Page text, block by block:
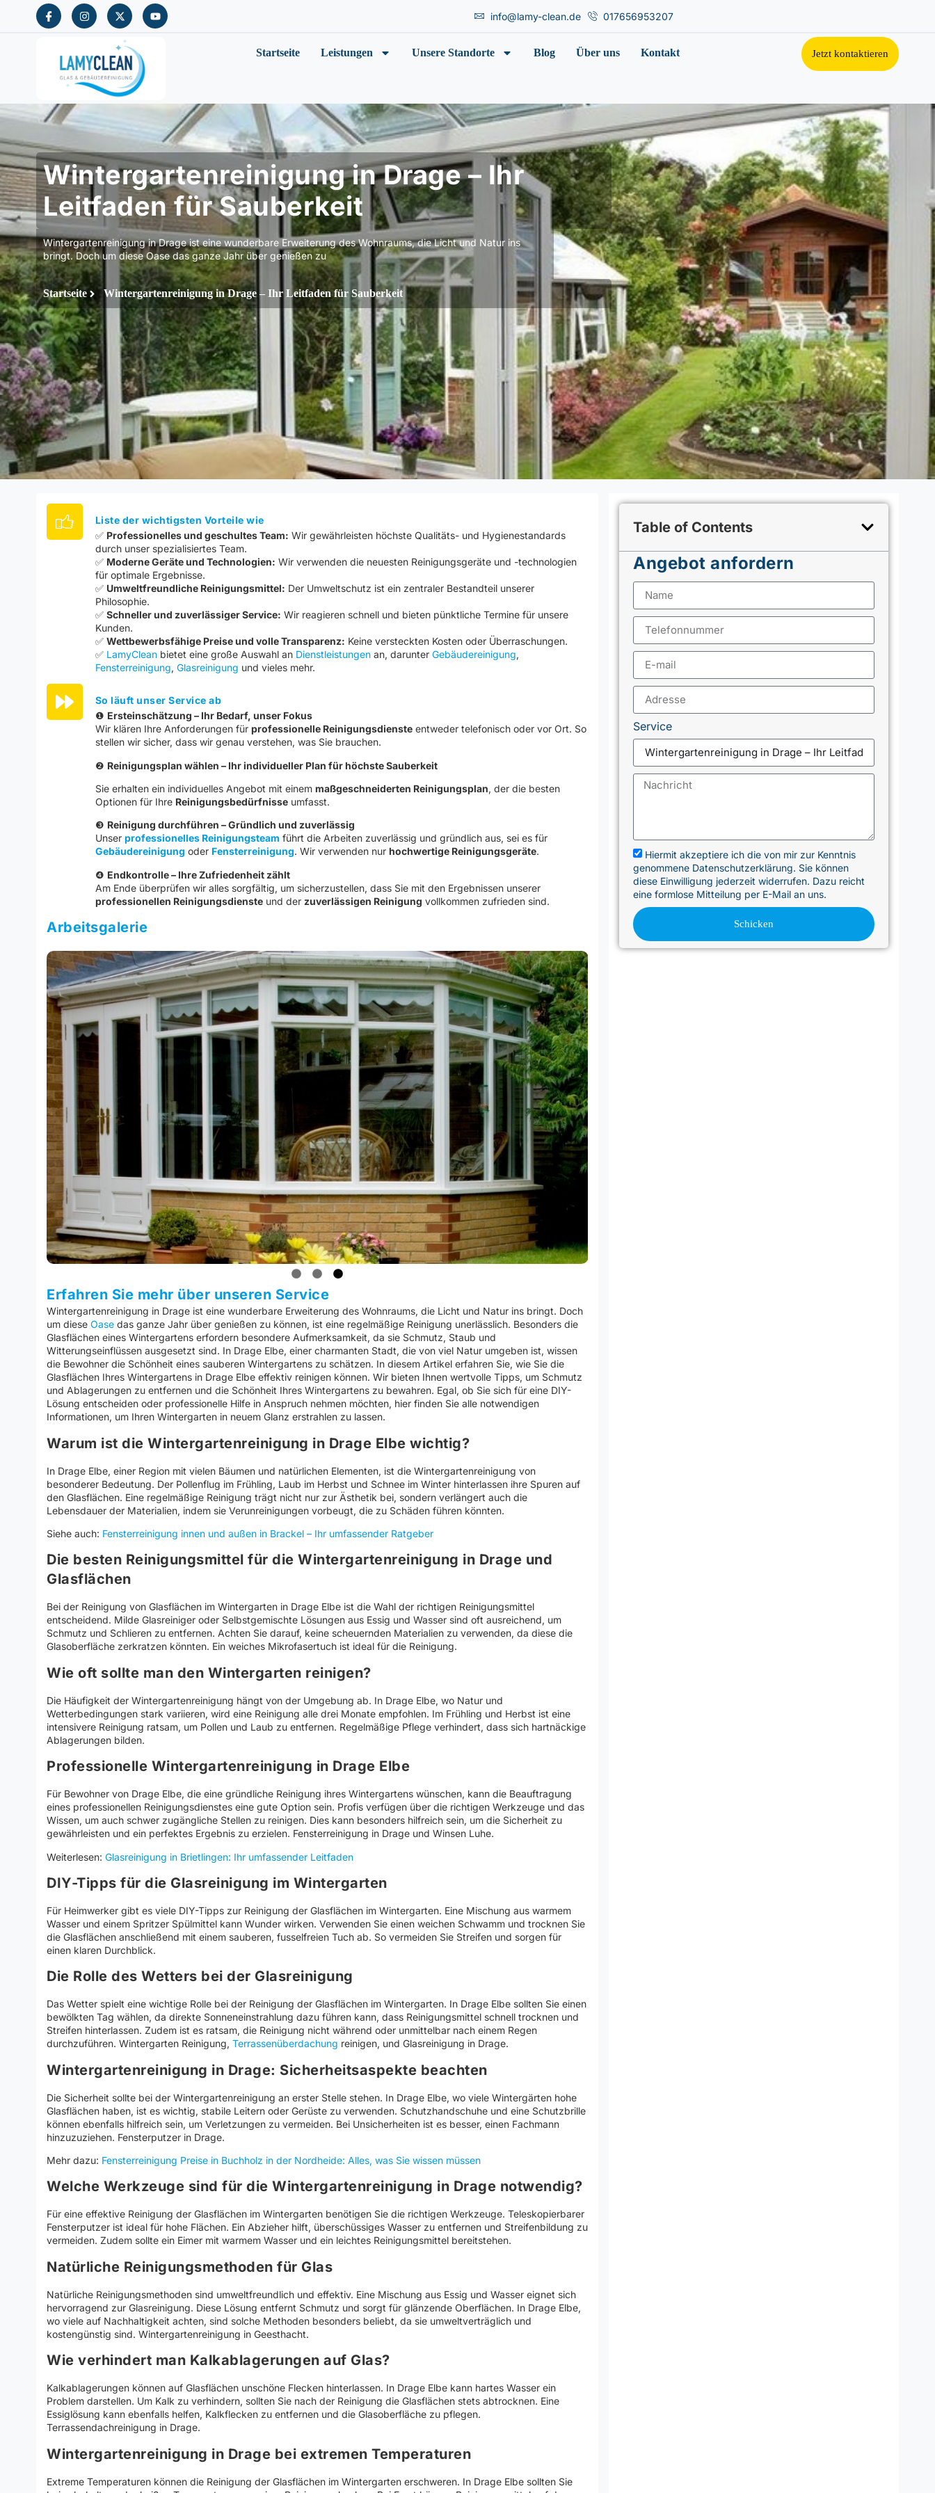
info@lamy-clean.de 017656953207
Startseite Leistungen Unsere Standorte Blog Über uns Kontakt Jetzt kontaktieren
Wintergartenreinigung in Drage – Ihr
Leitfaden für Sauberkeit
Wintergartenreinigung in Drage ist eine wunderbare Erweiterung des Wohnraums, die Licht und Natur ins
bringt. Doch um diese Oase das ganze Jahr über genießen zu
Startseite Wintergartenreinigung in Drage – Ihr Leitfaden für Sauberkeit
Liste der wichtigsten Vorteile wie
✅ Professionelles und geschultes Team: Wir gewährleisten höchste Qualitäts- und Hygienestandards
durch unser spezialisiertes Team.
✅ Moderne Geräte und Technologien: Wir verwenden die neuesten Reinigungsgeräte und -technologien
für optimale Ergebnisse.
✅ Umweltfreundliche Reinigungsmittel: Der Umweltschutz ist ein zentraler Bestandteil unserer
Philosophie.
✅ Schneller und zuverlässiger Service: Wir reagieren schnell und bieten pünktliche Termine für unsere
Kunden.
✅ Wettbewerbsfähige Preise und volle Transparenz: Keine versteckten Kosten oder Überraschungen.
✅ LamyCleanbietet eine große Auswahl an Dienstleistungenan, darunter Gebäudereinigung,
Fensterreinigung, Glasreinigung und vieles mehr.
So läuft unser Service ab
❶ Ersteinschätzung – Ihr Bedarf, unser Fokus
Wir klären Ihre Anforderungen für professionelle Reinigungsdiensteentweder telefonisch oder vor Ort. So
stellen wir sicher, dass wir genau verstehen, was Sie brauchen.
❷ Reinigungsplan wählen – Ihr individueller Plan für höchste Sauberkeit
Sie erhalten ein individuelles Angebot mit einem maßgeschneiderten Reinigungsplan, der die besten
Optionen für Ihre Reinigungsbedürfnisseumfasst.
❸ Reinigung durchführen – Gründlich und zuverlässig
Unser professionelles Reinigungsteam führt die Arbeiten zuverlässig und gründlich aus, sei es für
Gebäudereinigung oder Fensterreinigung. Wir verwenden nur hochwertige Reinigungsgeräte.
❹ Endkontrolle – Ihre Zufriedenheit zählt
Am Ende überprüfen wir alles sorgfältig, um sicherzustellen, dass Sie mit den Ergebnissen unserer
professionellen Reinigungsdiensteund der zuverlässigen Reinigung vollkommen zufrieden sind.
Arbeitsgalerie
Erfahren Sie mehr über unseren Service
Wintergartenreinigung in Drage ist eine wunderbare Erweiterung des Wohnraums, die Licht und Natur ins bringt. Doch
um diese Oase das ganze Jahr über genießen zu können, ist eine regelmäßige Reinigung unerlässlich. Besonders die
Glasflächen eines Wintergartens erfordern besondere Aufmerksamkeit, da sie Schmutz, Staub und
Witterungseinflüssen ausgesetzt sind. In Drage Elbe, einer charmanten Stadt, die von viel Natur umgeben ist, wissen
die Bewohner die Schönheit eines sauberen Wintergartens zu schätzen. In diesem Artikel erfahren Sie, wie Sie die
Glasflächen Ihres Wintergartens in Drage Elbe effektiv reinigen können. Wir bieten Ihnen wertvolle Tipps, um Schmutz
und Ablagerungen zu entfernen und die Schönheit Ihres Wintergartens zu bewahren. Egal, ob Sie sich für eine DIY-
Lösung entscheiden oder professionelle Hilfe in Anspruch nehmen möchten, hier finden Sie alle notwendigen
Informationen, um Ihren Wintergarten in neuem Glanz erstrahlen zu lassen.
Warum ist die Wintergartenreinigung in Drage Elbe wichtig?
In Drage Elbe, einer Region mit vielen Bäumen und natürlichen Elementen, ist die Wintergartenreinigung von
besonderer Bedeutung. Der Pollenflug im Frühling, Laub im Herbst und Schnee im Winter hinterlassen ihre Spuren auf
den Glasflächen. Eine regelmäßige Reinigung trägt nicht nur zur Ästhetik bei, sondern verlängert auch die
Lebensdauer der Materialien, indem sie Verunreinigungen vorbeugt, die zu Schäden führen könnten.
Siehe auch: Fensterreinigung innen und außen in Brackel – Ihr umfassender Ratgeber
Die besten Reinigungsmittel für die Wintergartenreinigung in Drage und
Glasflächen
Bei der Reinigung von Glasflächen im Wintergarten in Drage Elbe ist die Wahl der richtigen Reinigungsmittel
entscheidend. Milde Glasreiniger oder Selbstgemischte Lösungen aus Essig und Wasser sind oft ausreichend, um
Schmutz und Schlieren zu entfernen. Achten Sie darauf, keine scheuernden Materialien zu verwenden, da diese die
Glasoberfläche zerkratzen könnten. Ein weiches Mikrofasertuch ist ideal für die Reinigung.
Wie oft sollte man den Wintergarten reinigen?
Die Häufigkeit der Wintergartenreinigung hängt von der Umgebung ab. In Drage Elbe, wo Natur und
Wetterbedingungen stark variieren, wird eine Reinigung alle drei Monate empfohlen. Im Frühling und Herbst ist eine
intensivere Reinigung ratsam, um Pollen und Laub zu entfernen. Regelmäßige Pflege verhindert, dass sich hartnäckige
Ablagerungen bilden.
Professionelle Wintergartenreinigung in Drage Elbe
Für Bewohner von Drage Elbe, die eine gründliche Reinigung ihres Wintergartens wünschen, kann die Beauftragung
eines professionellen Reinigungsdienstes eine gute Option sein. Profis verfügen über die richtigen Werkzeuge und das
Wissen, um auch schwer zugängliche Stellen zu reinigen. Dies kann besonders hilfreich sein, um die Sicherheit zu
gewährleisten und ein perfektes Ergebnis zu erzielen. Fensterreinigung in Drage und Winsen Luhe.
Weiterlesen: Glasreinigung in Brietlingen: Ihr umfassender Leitfaden
DIY-Tipps für die Glasreinigung im Wintergarten
Für Heimwerker gibt es viele DIY-Tipps zur Reinigung der Glasflächen im Wintergarten. Eine Mischung aus warmem
Wasser und einem Spritzer Spülmittel kann Wunder wirken. Verwenden Sie einen weichen Schwamm und trocknen Sie
die Glasflächen anschließend mit einem sauberen, fusselfreien Tuch ab. So vermeiden Sie Streifen und sorgen für
einen klaren Durchblick.
Die Rolle des Wetters bei der Glasreinigung
Das Wetter spielt eine wichtige Rolle bei der Reinigung der Glasflächen im Wintergarten. In Drage Elbe sollten Sie einen
bewölkten Tag wählen, da direkte Sonneneinstrahlung dazu führen kann, dass Reinigungsmittel schnell trocknen und
Streifen hinterlassen. Zudem ist es ratsam, die Reinigung nicht während oder unmittelbar nach einem Regen
durchzuführen. Wintergarten Reinigung, Terrassenüberdachung reinigen, und Glasreinigung in Drage.
Wintergartenreinigung in Drage: Sicherheitsaspekte beachten
Die Sicherheit sollte bei der Wintergartenreinigung an erster Stelle stehen. In Drage Elbe, wo viele Wintergärten hohe
Glasflächen haben, ist es wichtig, stabile Leitern oder Gerüste zu verwenden. Schutzhandschuhe und eine Schutzbrille
können ebenfalls hilfreich sein, um Verletzungen zu vermeiden. Bei Unsicherheiten ist es besser, einen Fachmann
hinzuzuziehen. Fensterputzer in Drage.
Mehr dazu: Fensterreinigung Preise in Buchholz in der Nordheide: Alles, was Sie wissen müssen
Welche Werkzeuge sind für die Wintergartenreinigung in Drage notwendig?
Für eine effektive Reinigung der Glasflächen im Wintergarten benötigen Sie die richtigen Werkzeuge. Teleskopierbarer
Fensterputzer ist ideal für hohe Flächen. Ein Abzieher hilft, überschüssiges Wasser zu entfernen und Streifenbildung zu
vermeiden. Zudem sollte ein Eimer mit warmem Wasser und ein leichtes Reinigungsmittel bereitstehen.
Natürliche Reinigungsmethoden für Glas
Natürliche Reinigungsmethoden sind umweltfreundlich und effektiv. Eine Mischung aus Essig und Wasser eignet sich
hervorragend zur Glasreinigung. Diese Lösung entfernt Schmutz und sorgt für glänzende Oberflächen. In Drage Elbe,
wo viele auf Nachhaltigkeit achten, sind solche Methoden besonders beliebt, da sie umweltverträglich und
kostengünstig sind. Wintergartenreinigung in Geesthacht.
Wie verhindert man Kalkablagerungen auf Glas?
Kalkablagerungen können auf Glasflächen unschöne Flecken hinterlassen. In Drage Elbe kann hartes Wasser ein
Problem darstellen. Um Kalk zu verhindern, sollten Sie nach der Reinigung die Glasflächen stets abtrocknen. Eine
Essiglösung kann ebenfalls helfen, Kalkflecken zu entfernen und die Glasoberfläche zu pflegen.
Terrassendachreinigung in Drage.
Wintergartenreinigung in Drage bei extremen Temperaturen
Extreme Temperaturen können die Reinigung der Glasflächen im Wintergarten erschweren. In Drage Elbe sollten Sie
Table of Contents
Angebot anfordern
Service
Hiermit akzeptiere ich die von mir zur Kenntnis
genommene Datenschutzerklärung. Sie können
diese Einwilligung jederzeit widerrufen. Dazu reicht
eine formlose Mitteilung per E-Mail an uns.
Schicken